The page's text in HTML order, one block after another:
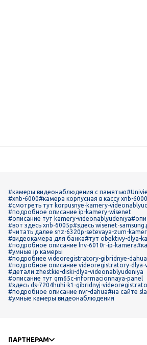
#камеры видеонаблюдения с памятью
#xnb-6000#камера корпусная в кассу xnb-6000
#смотреть тут korpusnye-kamery-
#подробное описание ip-kamery-wisenet
#описание тут kamery-videonablyudeniya
#вот здесь xnb-6005p#здесь wisenet-
#читать далее snz-6320p-setevaya-zum-
#видеокамера для банка#тут obektivy-dlya-
#подробное описание lnv-6010r-ip-kamera
#умные ip камеры
#подробнее videoregistratory-gibridnye-
#подробное описание videoregistratory-dlya-
#детали zhestkie-diski-dlya-videonablyudeniya
#описание тут qm65c-informacionnaya-panel
#здесь ds-7204huhi-k1-gibridnyj-
#подробное описание nvr-dahua#на сайте
#умные камеры видеонаблюдения
ПАРТНЕРАМ